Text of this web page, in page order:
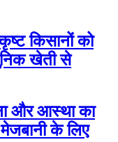
किसानों को
खेती से
और आस्था का
के लिए